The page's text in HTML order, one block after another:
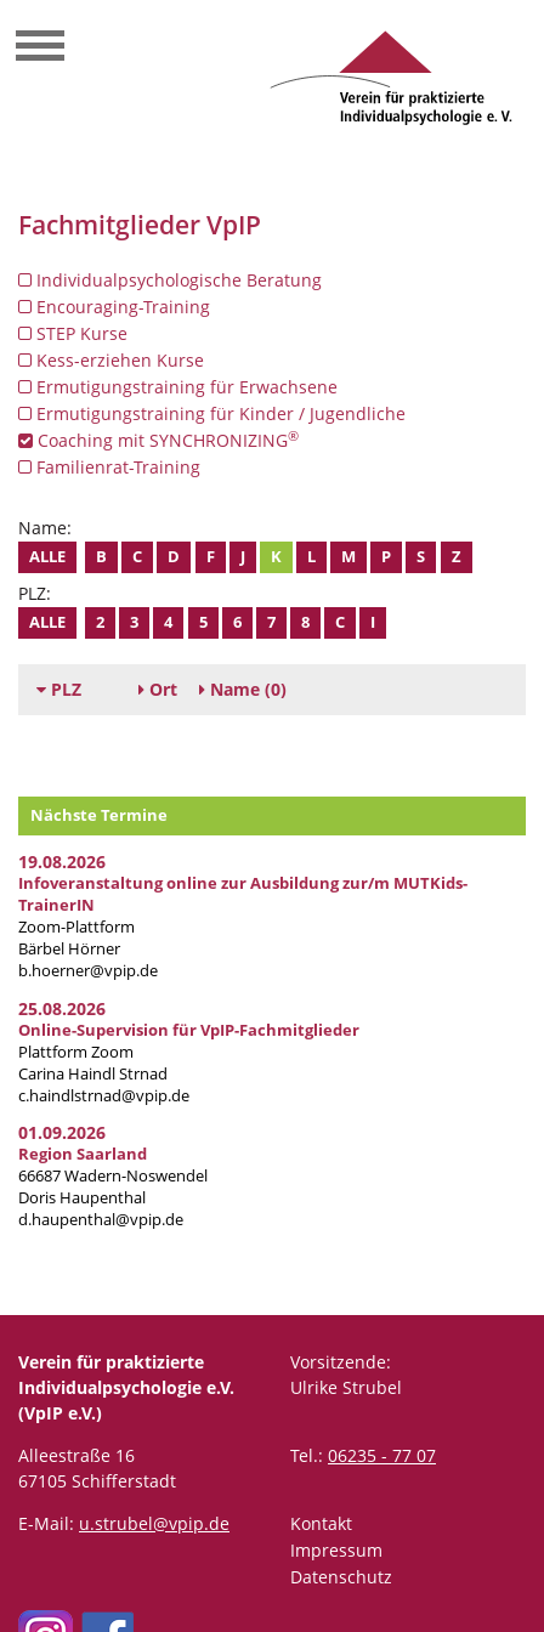
Fachmitglieder VpIP
Individualpsychologische Beratung
Encouraging-Training
STEP Kurse
Kess-erziehen Kurse
Ermutigungstraining für Erwachsene
Ermutigungstraining für Kinder / Jugendliche
Coaching mit SYNCHRONIZING®
Familienrat-Training
Name:
ALLE B C D F J K L M P S Z
PLZ:
ALLE 2 3 4 5 6 7 8 C I
PLZ Ort Name (0)
Nächste Termine
19.08.2026
Infoveranstaltung online zur Ausbildung zur/m MUTKids-
TrainerIN
Zoom-Plattform
Bärbel Hörner
b.hoerner@vpip.de
25.08.2026
Online-Supervision für VpIP-Fachmitglieder
Plattform Zoom
Carina Haindl Strnad
c.haindlstrnad@vpip.de
01.09.2026
Region Saarland
66687 Wadern-Noswendel
Doris Haupenthal
d.haupenthal@vpip.de
Verein für praktizierte
Individualpsychologie e.V.
(VpIP e.V.)
Vorsitzende:
Ulrike Strubel
Alleestraße 16
67105 Schifferstadt
Tel.: 06235 - 77 07
E-Mail: u.strubel@vpip.de
Kontakt
Impressum
Datenschutz